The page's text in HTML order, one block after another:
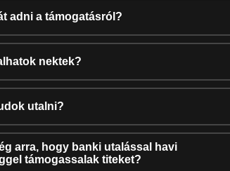
adni a támogatásról?
nektek?
utalni?
arra, hogy banki utalással havi
támogassalak titeket?